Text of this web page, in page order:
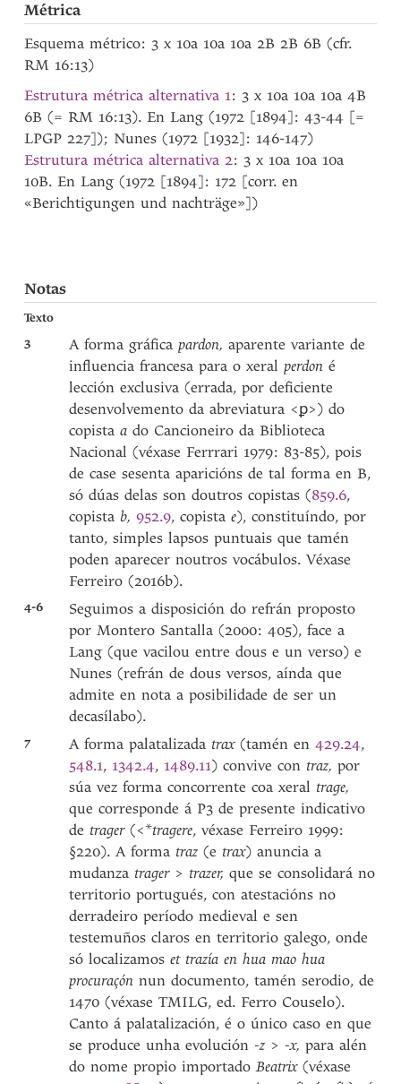
Métrica
Esquema métrico: 3 x 10a 10a 10a 2B 2B 6B (cfr.
RM 16:13)
Estrutura métrica alternativa 1: 3 x 10a 10a 10a 4B
6B (= RM 16:13). En Lang (1972 [1894]: 43-44 [=
LPGP 227]); Nunes (1972 [1932]: 146-147)
Estrutura métrica alternativa 2: 3 x 10a 10a 10a
10B. En Lang (1972 [1894]: 172 [corr. en
«Berichtigungen und nachträge»])
Notas
Texto
3
A forma gráficapardon, aparente variante de
influencia francesa para o xeralperdoné
lección exclusiva (errada, por deficiente
desenvolvemento da abreviatura <ꝑ>) do
copistaa do Cancioneiro da Biblioteca
Nacional (véxase Ferrrari 1979: 83-85), pois
de case sesenta aparicións de tal forma en B,
só dúas delas son doutros copistas (859.6,
copistab, 952.9, copista e), constituíndo, por
tanto, simples lapsos puntuais que tamén
poden aparecer noutros vocábulos. Véxase
Ferreiro (2016b).
4-6
Seguimos a disposición do refrán proposto
por Montero Santalla (2000: 405), face a
Lang (que vacilou entre dous e un verso) e
Nunes (refrán de dous versos, aínda que
admite en nota a posibilidade de ser un
decasílabo).
7 A forma palatalizadatrax(tamén en429.24,
548.1, 1342.4, 1489.11) convive contraz, por
súa vez forma concorrente coa xeraltrage,
que corresponde á P3 de presente indicativo
detrager(<*tragere, véxase Ferreiro 1999:
§220). A formatraz(etrax) anuncia a
mudanzatrager >trazer, que se consolidará no
territorio portugués, con atestacións no
derradeiro período medieval e sen
testemuños claros en territorio galego, onde
só localizamoset trazía en hua mao hua
procuraçón nun documento, tamén serodio, de
1470 (véxase TMILG, ed. Ferro Couselo).
Canto á palatalización, é o único caso en que
se produce unha evolución -z > -x, para alén
do nome propio importadoBeatrix(véxase